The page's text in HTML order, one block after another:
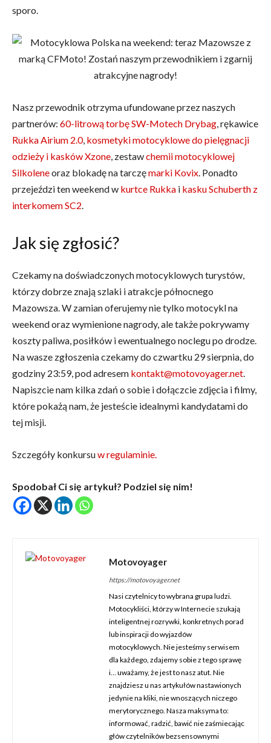
sporo.
Nasz przewodnik otrzyma ufundowane przez naszych
partnerów: 60-litrową torbę SW-Motech Drybag, rękawice
Rukka Airium 2.0, kosmetyki motocyklowe do pielęgnacji
odzieży i kasków Xzone, zestawchemii motocyklowej
Silkoleneoraz blokadę na tarczęmarki Kovix. Ponadto
przejeździ ten weekend w kurtce Rukka i kasku Schuberth z
interkomem SC2.
Jak się zgłosić?
Czekamy na doświadczonych motocyklowych turystów,
którzy dobrze znają szlaki i atrakcje północnego
Mazowsza. W zamian oferujemy nie tylko motocykl na
weekend oraz wymienione nagrody, ale także pokrywamy
koszty paliwa, posiłków i ewentualnego noclegu po drodze.
Na wasze zgłoszenia czekamy do czwartku 29 sierpnia, do
godziny 23:59, pod adresem kontakt@motovoyager.net.
Napiszcie nam kilka zdań o sobie i dołączcie zdjęcia i filmy,
które pokażą nam, że jesteście idealnymi kandydatami do
tej misji.
Szczegóły konkursuw regulaminie.
Spodobał Ci się artykuł? Podziel się nim!
Motovoyager
https://motovoyager.net
Nasi czytelnicy to wybrana grupa ludzi.
Motocykliści, którzy w Internecie szukają
inteligentnej rozrywki, konkretnych porad
lub inspiracji do wyjazdów
motocyklowych. Nie jesteśmy serwisem
dla każdego, zdajemy sobie z tego sprawę
i… uważamy, że jest to nasz atut. Nie
znajdziesz u nas artykułów nastawionych
jedynie na kliki, nie wnoszących niczego
merytorycznego. Nasza maksyma to:
informować, radzić, bawić nie zaśmiecając
głów czytelników bezsensownymi